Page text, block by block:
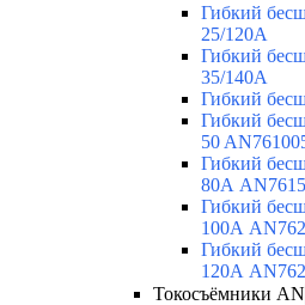
Гибкий
25/120A
Гибкий
35/140A
Гибкий
Гибкий
50
Гибкий
80А
Гибкий
100А
Гибкий
120А
Токосъёмники AN